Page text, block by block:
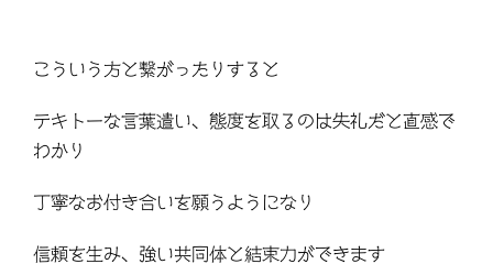
こういう方と繋がったりすると
テキトーな言葉遣い、態度を取るのは失礼だと直感で
わかり
丁寧なお付き合いを願うようになり
信頼を生み、強い共同体と結束力ができます